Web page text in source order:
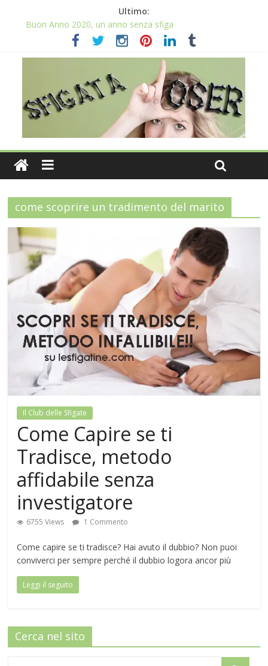
Ultimo:
Buon Anno 2020, un anno senza sfiga
Come gestire la fortuna ai giochi
Qual è il numero più sfortunato? Info e curiosità nel post
La sfortuna mi perseguita anche con la spesa
Il 2020 anno bisestile porta sfortuna davvero?
come scoprire un tradimento del marito
Il Club delle Sfigate
Come Capire se ti
Tradisce, metodo
affidabile senza
investigatore
6755 Views 1 Commento
Come capire se ti tradisce? Hai avuto il dubbio? Non puoi
conviverci per sempre perché il dubbio logora ancor più
Leggi il seguito
Cerca nel sito